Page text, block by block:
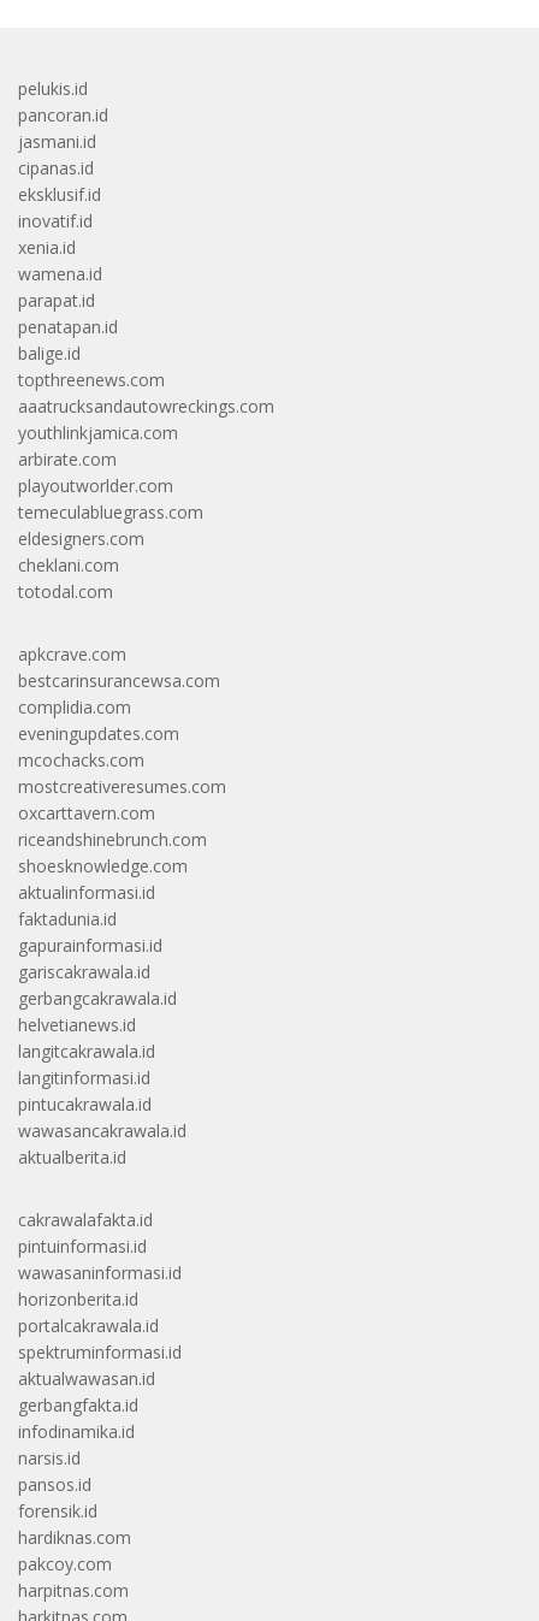
pelukis.id
pancoran.id
jasmani.id
cipanas.id
eksklusif.id
inovatif.id
xenia.id
wamena.id
parapat.id
penatapan.id
balige.id
topthreenews.com
aaatrucksandautowreckings.com
youthlinkjamica.com
arbirate.com
playoutworlder.com
temeculabluegrass.com
eldesigners.com
cheklani.com
totodal.com
apkcrave.com
bestcarinsurancewsa.com
complidia.com
eveningupdates.com
mcochacks.com
mostcreativeresumes.com
oxcarttavern.com
riceandshinebrunch.com
shoesknowledge.com
aktualinformasi.id
faktadunia.id
gapurainformasi.id
gariscakrawala.id
gerbangcakrawala.id
helvetianews.id
langitcakrawala.id
langitinformasi.id
pintucakrawala.id
wawasancakrawala.id
aktualberita.id
cakrawalafakta.id
pintuinformasi.id
wawasaninformasi.id
horizonberita.id
portalcakrawala.id
spektruminformasi.id
aktualwawasan.id
gerbangfakta.id
infodinamika.id
narsis.id
pansos.id
forensik.id
hardiknas.com
pakcoy.com
harpitnas.com